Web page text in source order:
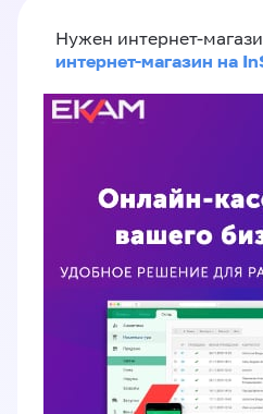
Нужен интернет-
интернет-магазин на